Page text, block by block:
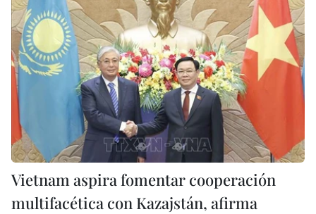
Vietnam aspira fomentar cooperación
multifacética con Kazajstán, afirma